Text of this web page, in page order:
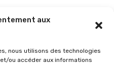
aux
nous utilisons des technologies
ou accéder aux informations